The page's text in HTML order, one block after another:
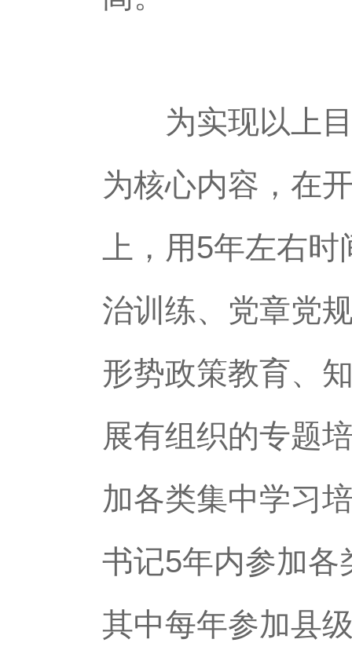
为实现以上目
为核心内容，在
上，用5年左右
治训练、党章党
形势政策教育、
展有组织的专题
加各类集中学习
书记5年内参加各
其中每年参加县